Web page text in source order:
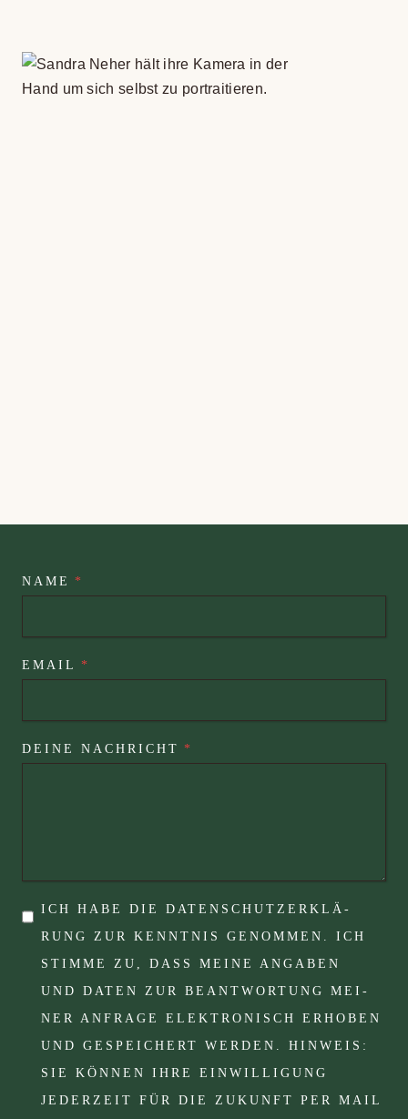
NAME *
EMAIL *
DEINE NACH­RICHT *
ICH HABE DIE DATEN­SCHUTZ­ER­KLÄ­
RUNG ZUR KENNT­NIS GENOM­MEN. ICH
STIMME ZU, DASS MEINE ANGA­BEN
UND DATEN ZUR BEANT­WOR­TUNG MEI­
NER ANFRAGE ELEK­TRO­NISCH ERHO­BEN
UND GESPEI­CHERT WER­DEN. HIN­WEIS:
SIE KÖN­NEN IHRE EIN­WIL­LI­GUNG
JEDER­ZEIT FÜR DIE ZUKUNFT PER MAIL